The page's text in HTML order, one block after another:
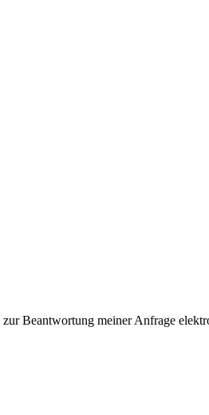
Beantwortung meiner Anfrage